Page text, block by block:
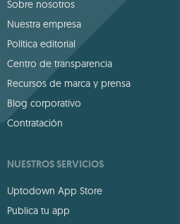
Sobre nosotros
Nuestra empresa
Política editorial
Centro de transparencia
Recursos de marca y prensa
Blog corporativo
Contratación
NUESTROS SERVICIOS
Uptodown App Store
Publica tu app